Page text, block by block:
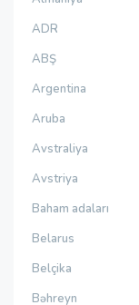
ADR
ABŞ
Argentina
Aruba
Avstraliya
Avstriya
Baham adaları
Belarus
Belçika
Bəhreyn